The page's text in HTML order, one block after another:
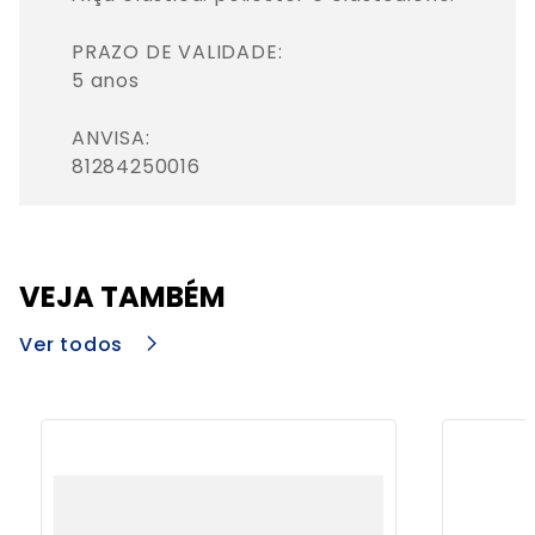
PRAZO DE VALIDADE:
5 anos
ANVISA:
81284250016
VEJA TAMBÉM
Ver todos